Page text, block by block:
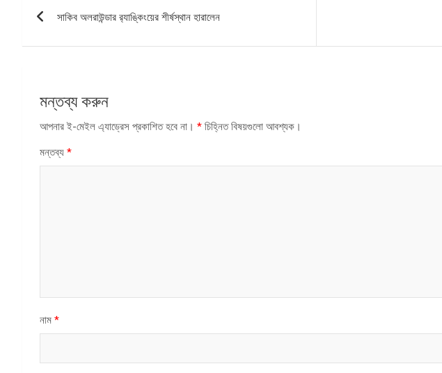
ন্যাভিগেশন
সাকিব অলরাউন্ডার র‌্যাঙ্কিংয়ের শীর্ষস্থান হারালেন
মন্তব্য করুন
আপনার ই-মেইল এ্যাড্রেস প্রকাশিত হবে না। * চিহ্নিত বিষয়গুলো আবশ্যক।
মন্তব্য *
নাম *